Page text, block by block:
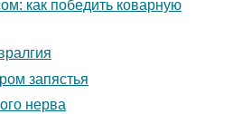
как победить коварную
запястья
нерва